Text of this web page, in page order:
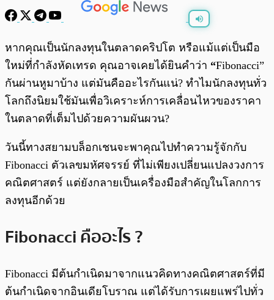
พร้อมเล่น 0:00 / 0:00
หากคุณเป็นนักลงทุนในตลาดคริปโต หรือแม้แต่เป็นมือ
ใหม่ที่กำลังหัดเทรด คุณอาจเคยได้ยินคำว่า “Fibonacci”
กันผ่านหูมาบ้าง แต่มันคืออะไรกันแน่? ทำไมนักลงทุนทั่ว
โลกถึงนิยมใช้มันเพื่อวิเคราะห์การเคลื่อนไหวของราคา
ในตลาดที่เต็มไปด้วยความผันผวน?
วันนี้ทางสยามบล็อกเชนจะพาคุณไปทำความรู้จักกับ
Fibonacci ตัวเลขมหัศจรรย์ ที่ไม่เพียงเปลี่ยนแปลงวงการ
คณิตศาสตร์ แต่ยังกลายเป็นเครื่องมือสำคัญในโลกการ
ลงทุนอีกด้วย
Fibonacci คืออะไร ?
Fibonacci มีต้นกำเนิดมาจากแนวคิดทางคณิตศาสตร์ที่มี
ต้นกำเนิดจากอินเดียโบราณ แต่ได้รับการเผยแพร่ไปทั่ว